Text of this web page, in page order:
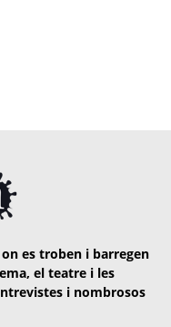
es troben i barregen
el teatre i les
i nombrosos